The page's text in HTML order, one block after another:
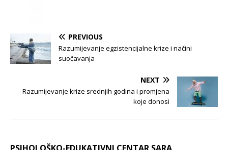
PREVIOUS
Razumijevanje egzistencijalne krize i načini
suočavanja
NEXT
Razumijevanje krize srednjih godina i promjena
koje donosi
PSIHOLOŠKO-EDUKATIVNI CENTAR SARA